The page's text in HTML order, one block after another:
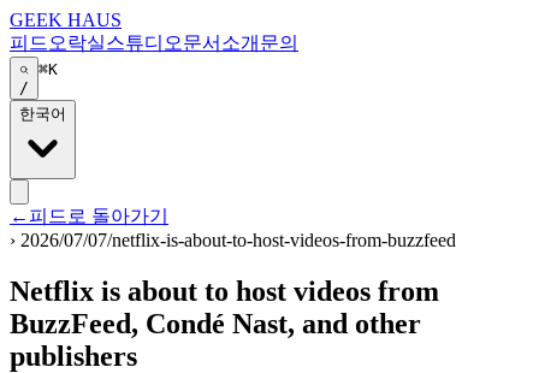
GEEK HAUS
피드 오락실스튜디오문서 소개 문의
/
⌘K
한국어
← 피드로 돌아가기
› 2026/07/07/netflix-is-about-to-host-videos-from-buzzfeed
Netflix is about to host videos from
BuzzFeed, Condé Nast, and other
publishers